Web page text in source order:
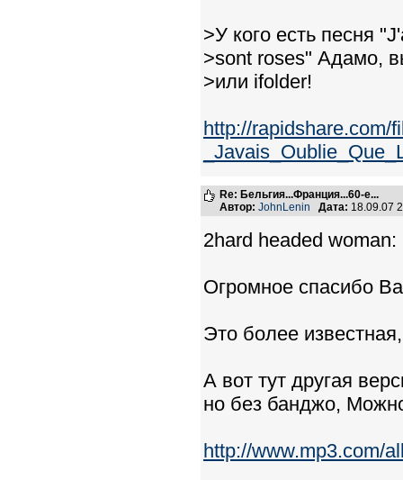
>У кого есть песня
>sont roses" Адамо,
>или ifolder!
http://rapidshare.com/
Re: Бельгия...Франция...60-е...
Автор: JohnLenin Дата: 18.09.07
2hard headed woman:
Огромное спасибо
Это более
А вот тут другая
но без банджо,
http://www.mp3.com/